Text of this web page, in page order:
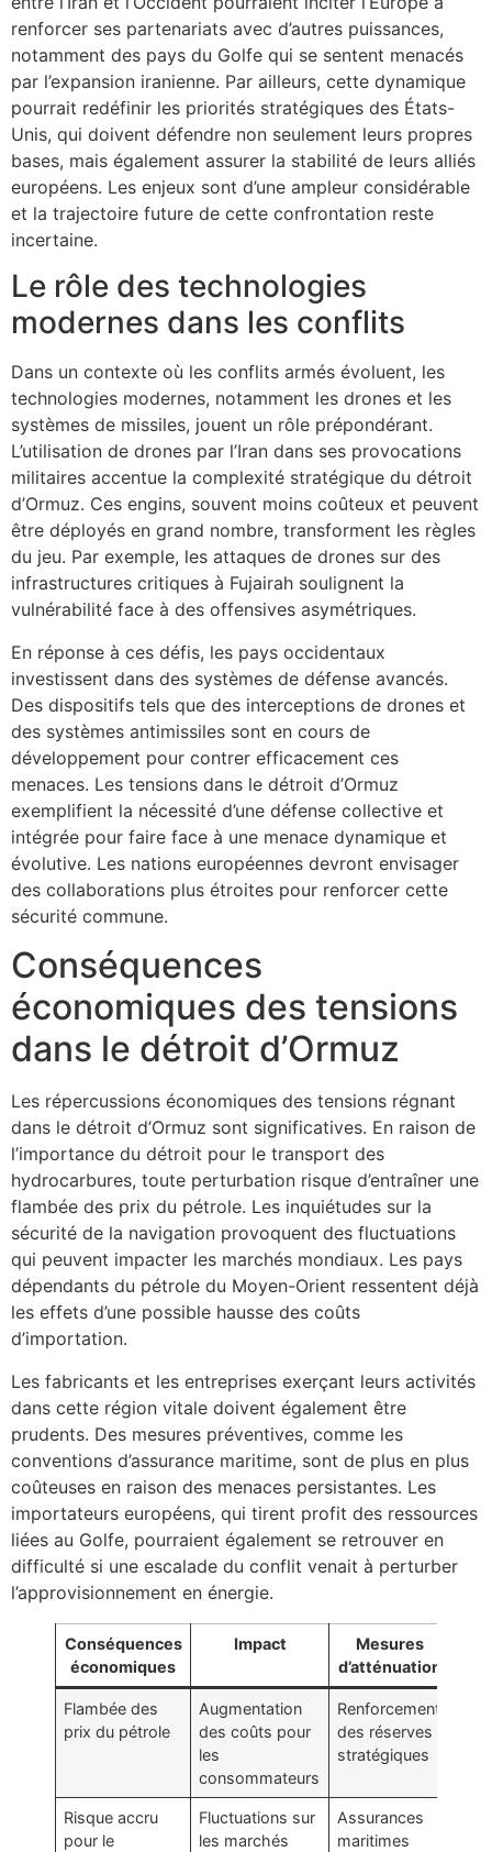
renforcer ses partenariats avec d’autres puissances,
notamment des pays du Golfe qui se sentent menacés
par l’expansion iranienne. Par ailleurs, cette dynamique
pourrait redéfinir les priorités stratégiques des États-
Unis, qui doivent défendre non seulement leurs propres
bases, mais également assurer la stabilité de leurs alliés
européens. Les enjeux sont d’une ampleur considérable
et la trajectoire future de cette confrontation reste
incertaine.
Le rôle des technologies
modernes dans les conflits
Dans un contexte où les conflits armés évoluent, les
technologies modernes, notamment les drones et les
systèmes de missiles, jouent un rôle prépondérant.
L’utilisation de drones par l’Iran dans ses provocations
militaires accentue la complexité stratégique du détroit
d’Ormuz. Ces engins, souvent moins coûteux et peuvent
être déployés en grand nombre, transforment les règles
du jeu. Par exemple, les attaques de drones sur des
infrastructures critiques à Fujairah soulignent la
vulnérabilité face à des offensives asymétriques.
En réponse à ces défis, les pays occidentaux
investissent dans des systèmes de défense avancés.
Des dispositifs tels que des interceptions de drones et
des systèmes antimissiles sont en cours de
développement pour contrer efficacement ces
menaces. Les tensions dans le détroit d’Ormuz
exemplifient la nécessité d’une défense collective et
intégrée pour faire face à une menace dynamique et
évolutive. Les nations européennes devront envisager
des collaborations plus étroites pour renforcer cette
sécurité commune.
Conséquences
économiques des tensions
dans le détroit d’Ormuz
Les répercussions économiques des tensions régnant
dans le détroit d’Ormuz sont significatives. En raison de
l’importance du détroit pour le transport des
hydrocarbures, toute perturbation risque d’entraîner une
flambée des prix du pétrole. Les inquiétudes sur la
sécurité de la navigation provoquent des fluctuations
qui peuvent impacter les marchés mondiaux. Les pays
dépendants du pétrole du Moyen-Orient ressentent déjà
les effets d’une possible hausse des coûts
d’importation.
Les fabricants et les entreprises exerçant leurs activités
dans cette région vitale doivent également être
prudents. Des mesures préventives, comme les
conventions d’assurance maritime, sont de plus en plus
coûteuses en raison des menaces persistantes. Les
importateurs européens, qui tirent profit des ressources
liées au Golfe, pourraient également se retrouver en
difficulté si une escalade du conflit venait à perturber
l’approvisionnement en énergie.
Conséquences
économiques
Impact
Mesures
d’atténuation
Flambée des
prix du pétrole
Augmentation
des coûts pour
les
consommateurs
Renforcement
des réserves
stratégiques
Risque accru
pour le
Fluctuations sur
les marchés
Assurances
maritimes